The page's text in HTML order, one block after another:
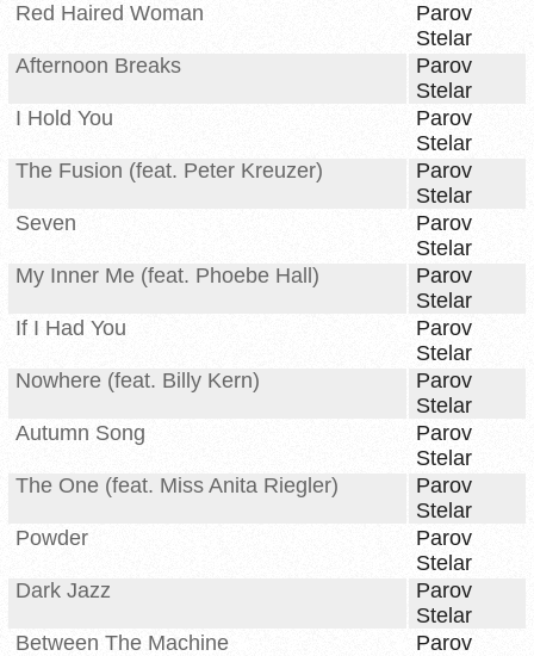
Red Haired Woman
Parov
Stelar
Afternoon Breaks
Parov
Stelar
I Hold You
Parov
Stelar
The Fusion (feat. Peter Kreuzer)
Parov
Stelar
Seven
Parov
Stelar
My Inner Me (feat. Phoebe Hall)
Parov
Stelar
If I Had You
Parov
Stelar
Nowhere (feat. Billy Kern)
Parov
Stelar
Autumn Song
Parov
Stelar
The One (feat. Miss Anita Riegler)
Parov
Stelar
Powder
Parov
Stelar
Dark Jazz
Parov
Stelar
Between The Machine
Parov